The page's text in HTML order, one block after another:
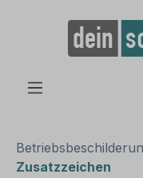
springen
Zusatzzeichen